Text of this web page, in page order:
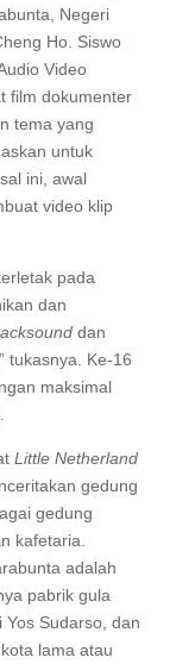
Negeri
Ho. Siswo
Video
film dokumenter
tema yang
untuk
ini, awal
video klip
pada
dan
ounddan
tukasnya. Ke-16
maksimal
Little Netherland
gedung
gedung
kafetaria.
adalah
pabrik gula
Sudarso, dan
lama atau